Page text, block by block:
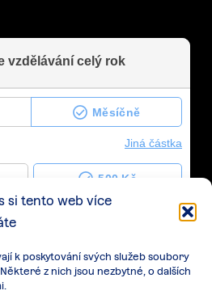
si tento web více
k poskytování svých služeb soubory
z nich jsou nezbytné, o dalších